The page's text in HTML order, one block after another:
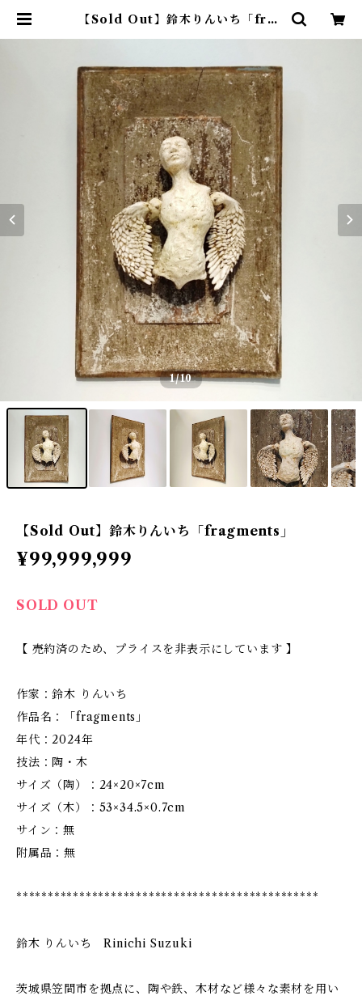
【Sold Out】鈴木りんいち「frag
1/10
【Sold Out】鈴木りんいち「fragments」
¥99,999,999
SOLD OUT
【 売約済のため、プライスを非表示にしています 】
作家：鈴木 りんいち
作品名：「fragments」
年代：2024年
技法：陶・木
サイズ（陶）：24×20×7cm
サイズ（木）：53×34.5×0.7cm
サイン：無
附属品：無
************************************************
鈴木 りんいち Rinichi Suzuki
茨城県笠間市を拠点に、陶や鉄、木材など様々な素材を用い